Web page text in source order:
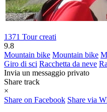
1371 Tour creati
9.8
Mountain bike Mountain bike
Giro di sci Racchetta da neve
Invia un messaggio privato
Share track
×
Share on Facebook Share via